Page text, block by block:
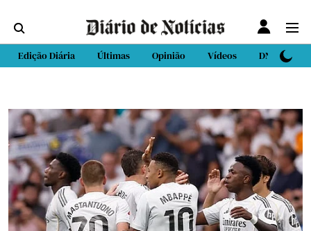
Edição Diária Últimas Opinião Vídeos DN Sport